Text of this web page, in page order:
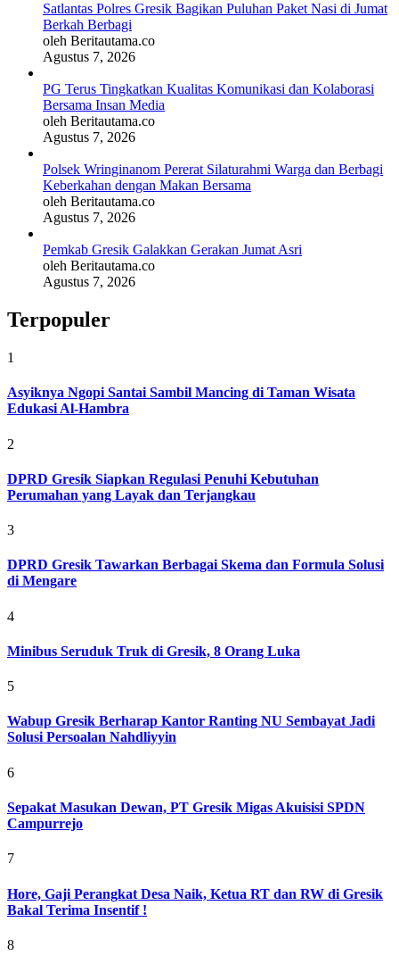
Satlantas Polres Gresik Bagikan Puluhan Paket Nasi di Jumat
Berkah Berbagi
oleh Beritautama.co
Agustus 7, 2026
PG Terus Tingkatkan Kualitas Komunikasi dan Kolaborasi
Bersama Insan Media
oleh Beritautama.co
Agustus 7, 2026
Polsek Wringinanom Pererat Silaturahmi Warga dan Berbagi
Keberkahan dengan Makan Bersama
oleh Beritautama.co
Agustus 7, 2026
Pemkab Gresik Galakkan Gerakan Jumat Asri
oleh Beritautama.co
Agustus 7, 2026
Terpopuler
1
Asyiknya Ngopi Santai Sambil Mancing di Taman Wisata
Edukasi Al-Hambra
2
DPRD Gresik Siapkan Regulasi Penuhi Kebutuhan
Perumahan yang Layak dan Terjangkau
3
DPRD Gresik Tawarkan Berbagai Skema dan Formula Solusi
di Mengare
4
Minibus Seruduk Truk di Gresik, 8 Orang Luka
5
Wabup Gresik Berharap Kantor Ranting NU Sembayat Jadi
Solusi Persoalan Nahdliyyin
6
Sepakat Masukan Dewan, PT Gresik Migas Akuisisi SPDN
Campurrejo
7
Hore, Gaji Perangkat Desa Naik, Ketua RT dan RW di Gresik
Bakal Terima Insentif !
8